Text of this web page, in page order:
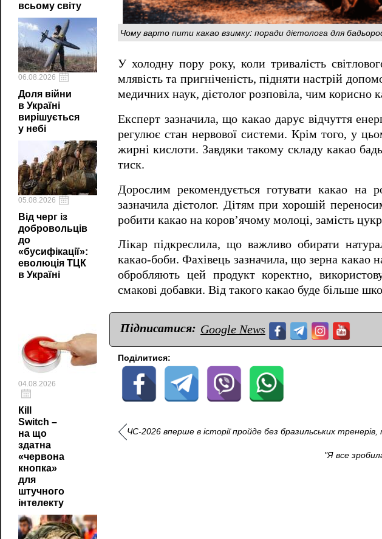
всьому світу
06.08.2026
Доля війни
в Україні
вирішується
у небі
05.08.2026
Від черг із
добровольців
до
«бусифікації»:
еволюція ТЦК
в Україні
04.08.2026
Кill
Switch –
на що
здатна
«червона
кнопка»
для
штучного
інтелекту
Чому варто пити какао взимку: поради дієтолога для
У холодну пору року, коли тривалість
млявість та пригніченість, підняти настрій
медичних наук, дієтолог розповіла, чим корисно
Експерт зазначила, що какао дарує відчуття
регулює стан нервової системи. Крім того, у
жирні кислоти. Завдяки такому складу какао
тиск.
Дорослим рекомендується готувати какао на
зазначила дієтолог. Дітям при хорошій
робити какао на коров’ячому молоці, замість
Лікар підкреслила, що важливо обирати
какао-боби. Фахівець зазначила, що зерна какао
обробляють цей продукт коректно,
смакові добавки. Від такого какао буде більше
Підписатися: Google News
Поділитися:
ЧС-2026 вперше в історії пройде без бразильських
"Я все